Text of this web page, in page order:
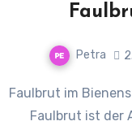
Petra
Faulbrut im Bienenstock – Wenn’s im Volk plötzlich stinkt
Faulbrut ist der